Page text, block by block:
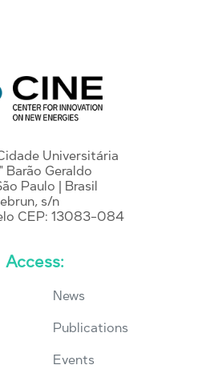
Universitária
Barão Geraldo
Paulo | Brasil
s/n
CEP: 13083-084
Access:
News
Publications
Events